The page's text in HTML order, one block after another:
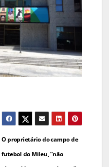
O proprietário do campo de
futebol do Mileu, “não